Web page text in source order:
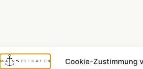
Cookie-Zustimmung